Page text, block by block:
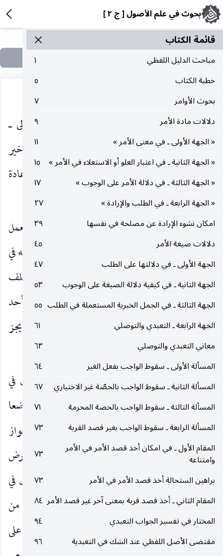
بحوث في علم الأصول [ ج ٢ ]
قائمة الکتاب
مباحث الدليل اللفظي
١
خطبة الكتاب
٥
بحوث الأوامر
٧
دلالات مادة الأمر
٩
« الجهة الأولى ـ في معنى الأمر »
١١
« الجهة الثانية ـ في اعتبار العلو أو الاستعلاء في الأمر » ١٥
« الجهة الثالثة ـ في دلالة الأمر على الوجوب »
١٧
« الجهة الرابعة ـ في الطلب والإرادة »
٢٧
امكان نشوء الإرادة عن مصلحة في نفسها
٣٩
دلالات صيغة الأمر
٤٥
الجهة الأولى ـ في دلالتها على الطلب
٤٧
الجهة الثانية ـ في كيفية دلالة الصيغة على الوجوب
٥٣
الجهة الثالثة ـ في الجمل الخبرية المستعملة في الطلب ٥٥
الجهة الرابعة ـ التعبدي والتوصلي
٦١
معاني التعبدي والتوصلي
٦٣
المسألة الأولى ـ سقوط الواجب بفعل الغير
٦٤
المسألة الثانية ـ سقوط الواجب بالحصّة غير الاختياري
٦٧
المسألة الثالثة ـ سقوط الواجب بالحصة المحرمة
٧١
المسألة الرابعة ـ سقوط الواجب بغير قصد القربة
٧٣
المقام الأول ـ في امكان أخذ قصد الأمر في الأمر
وامتناعه
٧٣
براهين الستحالة أخذ قصد الأمر في الأمر
٧٣
المقام الثاني ـ أخذ قصد قربة بمعنى آخر غير قصد الأمر ٨٤
المختار في تفسير الجواب التعبدي
٩٤
مقتضى الأصل اللفظي عند الشك في التعبدية
٩٦
تكون مجزية بملاك الوفاء بالغرض ـ الكبرى الأولى ـ
وعدم بقاء ملاك ملزم قابل للتدارك. كما ان الفرض الأخير
لا يجزي لبقاء مقدار من الملاك ملزم قابل للتدارك بالإعادة
أو القضاء.
الأثر الثاني ـ في جواز البدار وضعا ، بمعنى اجزاء العمل
الاضطراري حتى في صورة البدار. وهذا انما نحتاج إليه في
الفروض الثلاثة الأولى. والتحقيق ان النتيجة لا تختلف
باختلاف الأقسام الثلاثة ، فان الوفاء بالغرض بأحد
الأنحاء الثلاثة ، إن كان مشروطا بعدم البدار لم يجز
البدار وضعا والا جاز البدار.
الأثر الثالث ـ جواز البدار تكليفا ، ولا إشكال في
جوازه في الأول والثاني ، لأنه لو فرض جواز البدار وضعا
فيهما فيجوز ذلك تكليفا أيضا ، وإن فرض عدم جواز
البدار وضعا بمعنى عدم صحة العمل ، فغاية ما يفترض
لغوية العمل لا حرمته تكليفا. كما لا ينبغي الإشكال في
جوازه على الفرض الرابع إذ لا يلزم منه فوت شيء من
الغرض لا يمكن تداركه لكي يتوهم عدم الجواز. واما على